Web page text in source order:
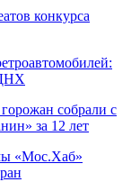
конкурса
собрали с
за 12 лет
«Мос.Хаб»